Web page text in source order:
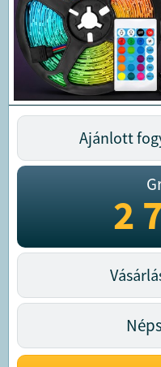
Ajánlott
2